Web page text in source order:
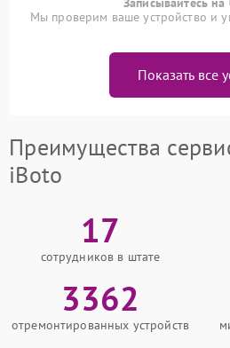
Мы проверим ваше устройство и
Показать все
Преимущества
iBoto
17
сотрудников в штате
3362
отремонтированных устройств